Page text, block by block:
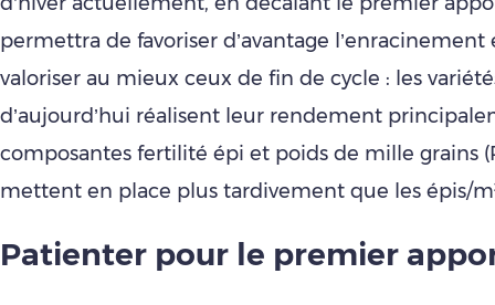
permettra de favoriser d’avantage l’enracinement
valoriser au mieux ceux de fin de cycle : les
d’aujourd’hui réalisent leur rendement
composantes fertilité épi et poids de mille grains
mettent en place plus tardivement que les épis/
Patienter pour le premier